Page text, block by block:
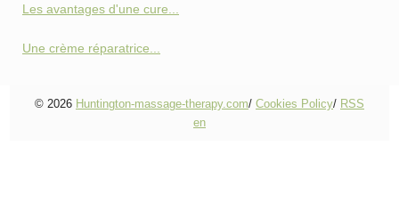
Les avantages d'une cure...
Une crème réparatrice...
© 2026 Huntington-massage-therapy.com/ Cookies Policy/ RSS
en